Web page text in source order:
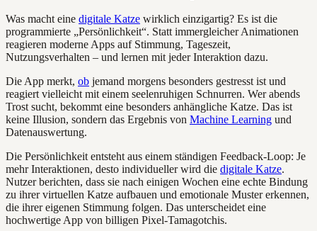
Was macht eine digitale Katze wirklich einzigartig? Es ist die
programmierte „Persönlichkeit“. Statt immergleicher Animationen
reagieren moderne Apps auf Stimmung, Tageszeit,
Nutzungsverhalten – und lernen mit jeder Interaktion dazu.
Die App merkt, ob jemand morgens besonders gestresst ist und
reagiert vielleicht mit einem seelenruhigen Schnurren. Wer abends
Trost sucht, bekommt eine besonders anhängliche Katze. Das ist
keine Illusion, sondern das Ergebnis von Machine Learning und
Datenauswertung.
Die Persönlichkeit entsteht aus einem ständigen Feedback-Loop: Je
mehr Interaktionen, desto individueller wird die digitale Katze.
Nutzer berichten, dass sie nach einigen Wochen eine echte Bindung
zu ihrer virtuellen Katze aufbauen und emotionale Muster erkennen,
die ihrer eigenen Stimmung folgen. Das unterscheidet eine
hochwertige App von billigen Pixel-Tamagotchis.